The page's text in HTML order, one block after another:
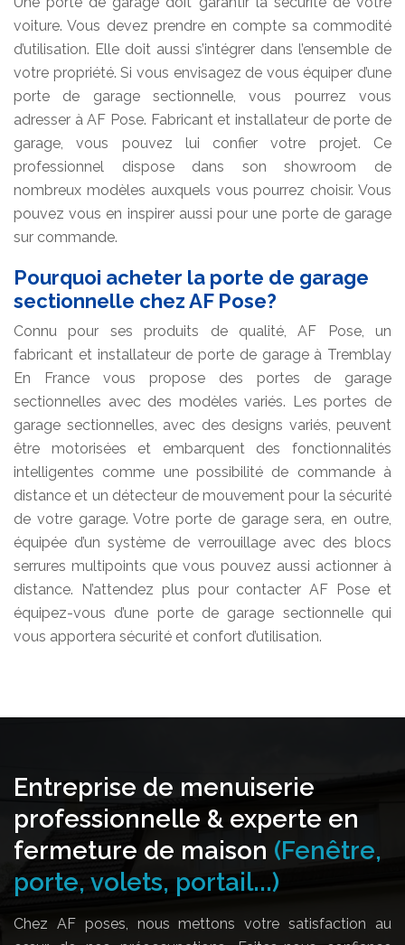
voiture. Vous devez prendre en compte sa commodité
d’utilisation. Elle doit aussi s’intégrer dans l’ensemble de
votre propriété. Si vous envisagez de vous équiper d’une
porte de garage sectionnelle, vous pourrez vous
adresser à AF Pose. Fabricant et installateur de porte de
garage, vous pouvez lui confier votre projet. Ce
professionnel dispose dans son showroom de
nombreux modèles auxquels vous pourrez choisir. Vous
pouvez vous en inspirer aussi pour une porte de garage
sur commande.
Pourquoi acheter la porte de garage
sectionnelle chez AF Pose?
Connu pour ses produits de qualité, AF Pose, un
fabricant et installateur de porte de garage à Tremblay
En France vous propose des portes de garage
sectionnelles avec des modèles variés. Les portes de
garage sectionnelles, avec des designs variés, peuvent
être motorisées et embarquent des fonctionnalités
intelligentes comme une possibilité de commande à
distance et un détecteur de mouvement pour la sécurité
de votre garage. Votre porte de garage sera, en outre,
équipée d’un système de verrouillage avec des blocs
serrures multipoints que vous pouvez aussi actionner à
distance. N’attendez plus pour contacter AF Pose et
équipez-vous d’une porte de garage sectionnelle qui
vous apportera sécurité et confort d’utilisation.
Entreprise de menuiserie
professionnelle & experte en
fermeture de maison (Fenêtre,
porte, volets, portail...)
Chez AF poses, nous mettons votre satisfaction au